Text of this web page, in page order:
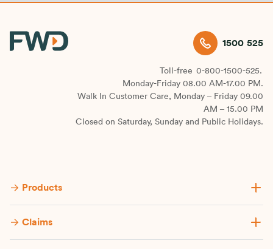
1500 525
Toll-free 0-800-1500-525.
Monday-Friday 08.00 AM-17.00 PM.
Walk In Customer Care, Monday – Friday 09.00
AM – 15.00 PM
Closed on Saturday, Sunday and Public Holidays.
Products
Claims